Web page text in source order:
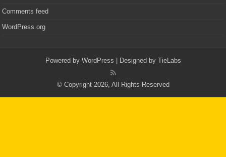
Comments feed
WordPress.org
Powered by WordPress | Designed by TieLabs
© Copyright 2026, All Rights Reserved